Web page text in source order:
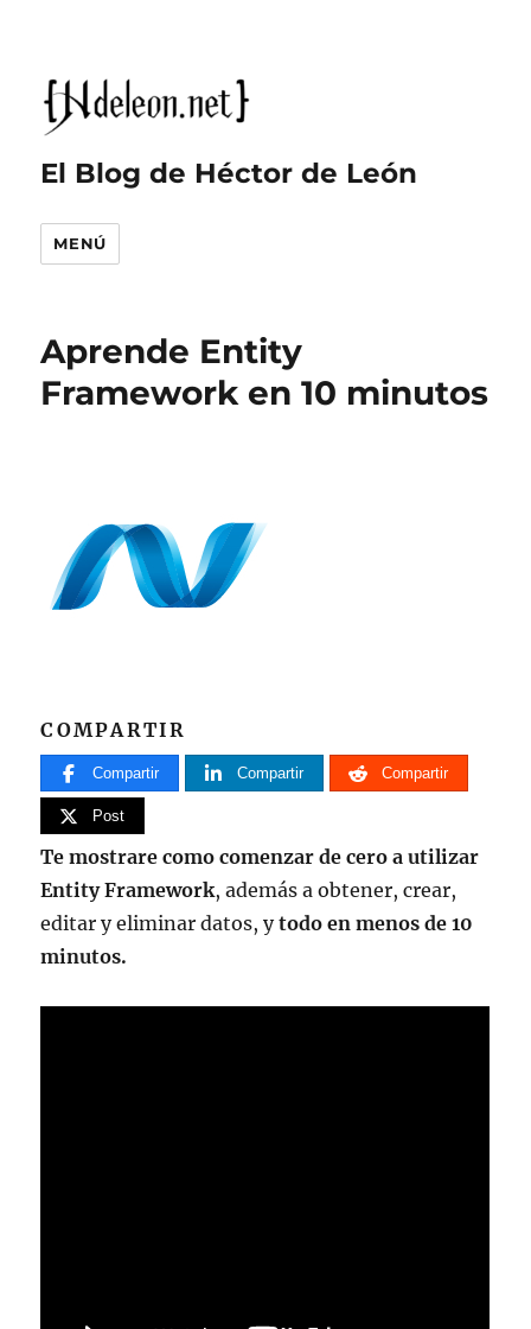
El Blog de Héctor de León
MENÚ
Aprende Entity
Framework en 10 minutos
COMPARTIR
Compartir Compartir Compartir
Post
Te mostrare como comenzar de cero a utilizar
Entity Framework, además a obtener, crear,
editar y eliminar datos, ytodo en menos de 10
minutos.